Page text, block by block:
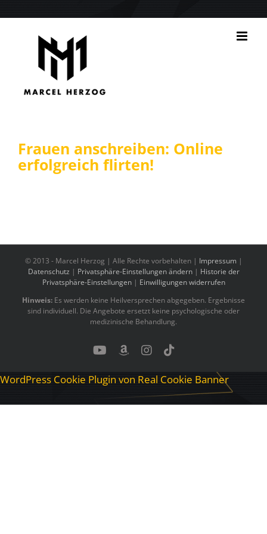
Frauen anschreiben: Online
erfolgreich flirten!
© 2013 - Marcel Herzog | Alle Rechte vorbehalten | Impressum |
Datenschutz | Privatsphäre-Einstellungen ändern| Historie der
Privatsphäre-Einstellungen| Einwilligungen widerrufen
Hinweis: Es werden keine Heilversprechen abgegeben. Ergebnisse
sind individuell. Die Angebote ersetzt keine psychologische oder
medizinische Behandlung.
YouTubeBenutzerdefiniert
Instagram
Tiktok
WordPress Cookie Plugin von Real Cookie Banner